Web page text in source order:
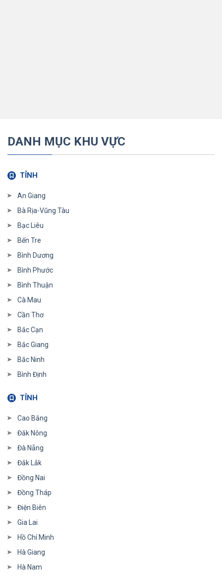
DANH MỤC KHU VỰC
TỈNH
An Giang
Bà Rịa-Vũng Tàu
Bạc Liêu
Bến Tre
Bình Dương
Bình Phước
Bình Thuận
Cà Mau
Cần Thơ
Bắc Cạn
Bắc Giang
Bắc Ninh
Bình Định
TỈNH
Cao Bằng
Đắk Nông
Đà Nẵng
Đắk Lắk
Đồng Nai
Đồng Tháp
Điện Biên
Gia Lai
Hồ Chí Minh
Hà Giang
Hà Nam